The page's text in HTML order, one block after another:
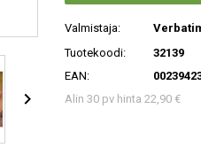

Valmistaja:
Tuotekoodi:
32139
EAN:
Alin 30 pv hinta 22,90 €